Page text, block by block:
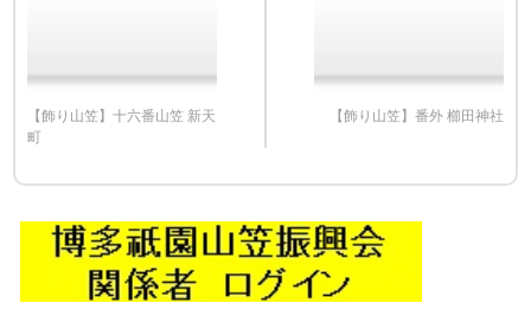
【飾り山笠】十六番山笠 新天
町
【飾り山笠】番外 櫛田神社